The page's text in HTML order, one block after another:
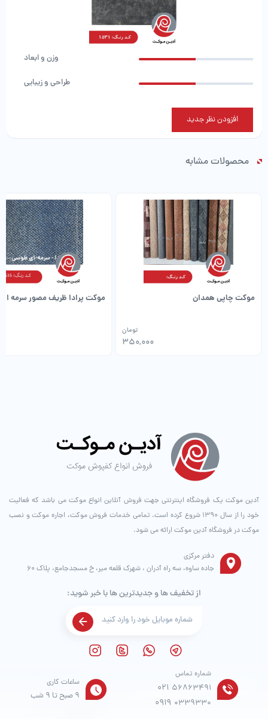
وزن و ابعاد
طراحی و زیبایی
افزودن نظر جدید
محصولات مشابه
موکت چاپی همدان
350,000
تومان
موکت پرادا ظریف مصور سرمه
آدین موکت یک فروشگاه اینترنتی جهت فروش آنلاین انواع موکت می باشد که فعالیت
خود را از سال ۱۳۹۰ شروع کرده است. تمامی خدمات فروش موکت، اجاره موکت و نصب
موکت در فروشگاه آدین موکت ارائه می شود.
شماره تماس
021 56863491
0919 0339330
ساعات کاری
9 صبح تا 9 شب
دفتر مرکزی
جاده ساوه، سه راه آدران ، شهرک قلعه میر، خ مسجدجامع، پلاک 60
از تخفیف ها و جدیدترین ها با خبر شوید: